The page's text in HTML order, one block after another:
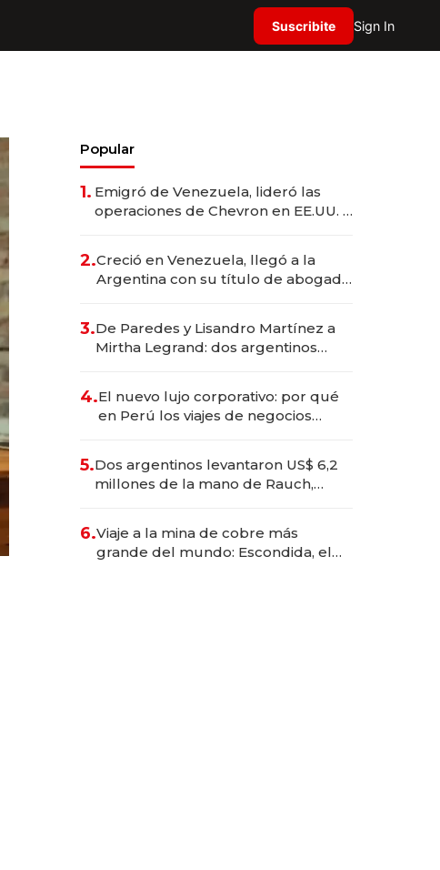
Suscribite Sign In
Popular
1. Emigró de Venezuela, lideró las
operaciones de Chevron en EE.UU. y
2.Creció en Venezuela, llegó a la
Argentina con su título de abogado
marcas "fast premium"
3.De Paredes y Lisandro Martínez a
Mirtha Legrand: dos argentinos
4.El nuevo lujo corporativo: por qué
en Perú los viajes de negocios
transformadoras
5.Dos argentinos levantaron US$ 6,2
millones de la mano de Rauch,
6.Viaje a la mina de cobre más
grande del mundo: Escondida, el